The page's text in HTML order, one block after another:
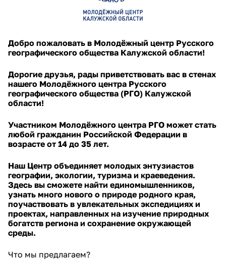
Добро пожаловать в Молодёжный центр Русского
географического общества Калужской области!
Дорогие друзья, рады приветствовать вас в стенах
нашего Молодёжного центра Русского
географического общества (РГО) Калужской
области!
Участником Молодёжного центра РГО может стать
любой гражданин Российской Федерации в
возрасте от 14 до 35 лет.
Наш Центр объединяет молодых энтузиастов
географии, экологии, туризма и краеведения.
Здесь вы сможете найти единомышленников,
узнать много нового о природе родного края,
поучаствовать в увлекательных экспедициях и
проектах, направленных на изучение природных
богатств региона и сохранение окружающей
среды.
Что мы предлагаем?